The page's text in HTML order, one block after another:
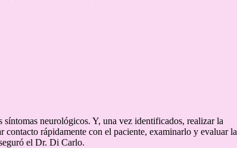
neurológicos. Y, una vez identificados, realizar la
contacto rápidamente con el paciente, examinarlo y evaluar la
el Dr. Di Carlo.